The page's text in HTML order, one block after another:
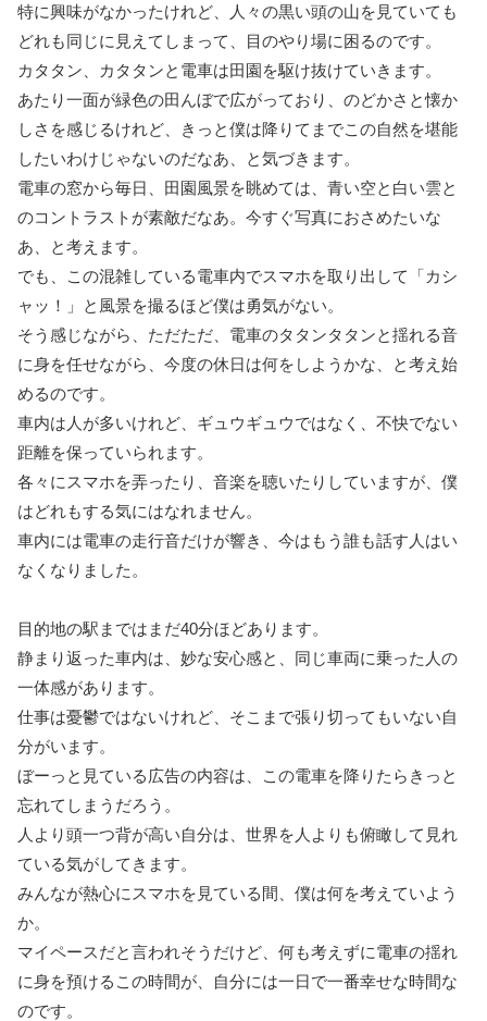
特に興味がなかったけれど、人々の黒い頭の山を見ていても
どれも同じに見えてしまって、目のやり場に困るのです。
カタタン、カタタンと電車は田園を駆け抜けていきます。
あたり一面が緑色の田んぼで広がっており、のどかさと懐か
しさを感じるけれど、きっと僕は降りてまでこの自然を堪能
したいわけじゃないのだなあ、と気づきます。
電車の窓から毎日、田園風景を眺めては、青い空と白い雲と
のコントラストが素敵だなあ。今すぐ写真におさめたいな
あ、と考えます。
でも、この混雑している電車内でスマホを取り出して「カシ
ャッ！」と風景を撮るほど僕は勇気がない。
そう感じながら、ただただ、電車のタタンタタンと揺れる音
に身を任せながら、今度の休日は何をしようかな、と考え始
めるのです。
車内は人が多いけれど、ギュウギュウではなく、不快でない
距離を保っていられます。
各々にスマホを弄ったり、音楽を聴いたりしていますが、僕
はどれもする気にはなれません。
車内には電車の走行音だけが響き、今はもう誰も話す人はい
なくなりました。
目的地の駅まではまだ40分ほどあります。
静まり返った車内は、妙な安心感と、同じ車両に乗った人の
一体感があります。
仕事は憂鬱ではないけれど、そこまで張り切ってもいない自
分がいます。
ぼーっと見ている広告の内容は、この電車を降りたらきっと
忘れてしまうだろう。
人より頭一つ背が高い自分は、世界を人よりも俯瞰して見れ
ている気がしてきます。
みんなが熱心にスマホを見ている間、僕は何を考えていよう
か。
マイペースだと言われそうだけど、何も考えずに電車の揺れ
に身を預けるこの時間が、自分には一日で一番幸せな時間な
のです。